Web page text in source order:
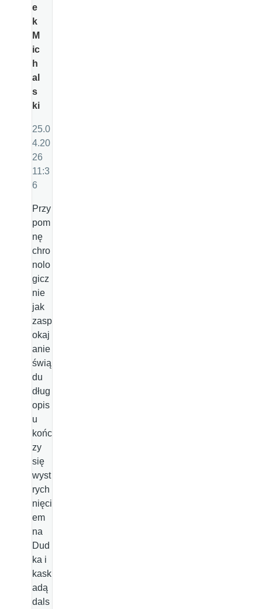
e
k
M
ic
h
al
s
ki
25.0
4.20
26
11:3
6
Przy
pom
nę
chro
nolo
gicz
nie
jak
zasp
okaj
anie
świą
du
dług
opis
u
końc
zy
się
wyst
rych
nięci
em
na
Dud
ka i
kask
adą
dals